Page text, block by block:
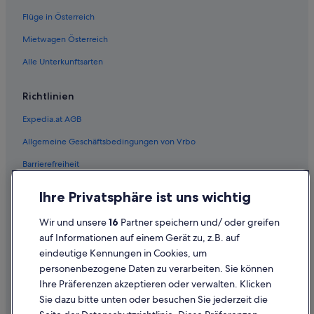
Chalets in Gloggnitz
Gasthöfe in Gloggnitz
Gloggnitz Hotels
Safarizelte in Gloggnitz
Villen in Gloggnitz
Wohnungen in Gloggnitz
Grafenbach Hotels
Grafenbach-Sankt Valentin Hotels
Private Ferienhäuser in Grafenbach-Sankt Valentin
Cottages in Grimmenstein
Grimmenstein Hotels
Flüge in Österreich
Mietwagen Österreich
Alle Unterkunftsarten
Richtlinien
Expedia.at AGB
Allgemeine Geschäftsbedingungen von Vrbo
Barrierefreiheit
Cookie-Erklärung
Rechtliche Hinweise/Kontakt
Inhaltsrichtlinien und Melden von Inhalten
Hilfe
Ihre Privatsphäre ist uns wichtig
Wir und unsere16 Partner speichern und/ oder greifen
auf Informationen auf einem Gerät zu, z.B. auf
eindeutige Kennungen in Cookies, um
personenbezogene Daten zu verarbeiten. Sie können
Ihre Präferenzen akzeptieren oder verwalten. Klicken
Sie dazu bitte unten oder besuchen Sie jederzeit die